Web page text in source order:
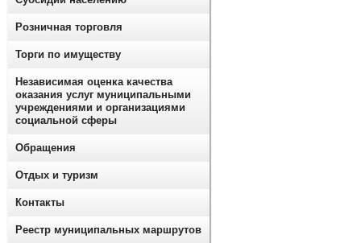
Розничная торговля
Торги по имуществу
Независимая оценка качества
оказания услуг муниципальными
учреждениями и организациями
социальной сферы
Обращения
Отдых и туризм
Контакты
Реестр муниципальных маршрутов